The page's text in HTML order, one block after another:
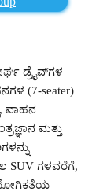
ಡ್ರೈವ್‌ಗಳ
(7-seater)
ವಾಹನ
ಮತ್ತು
SUV ಗಳವರೆಗೆ,